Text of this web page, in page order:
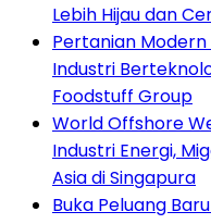
Lebih Hijau dan
Pertanian
Industri
Foodstuff Group
World Offshore
Industri Energi,
Asia di Singapura
Buka Peluang